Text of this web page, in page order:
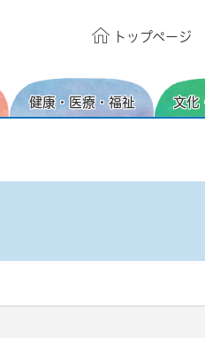
トップページ
健康・医療・福祉 文化